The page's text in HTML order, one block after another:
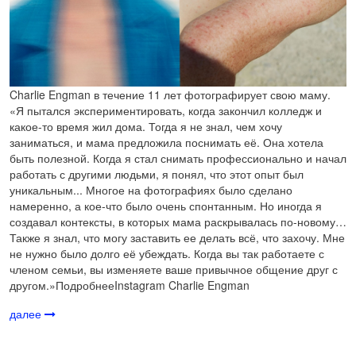
Charlie Engman в течение 11 лет фотографирует свою маму.
«Я пытался экспериментировать, когда закончил колледж и
какое-то время жил дома. Тогда я не знал, чем хочу
заниматься, и мама предложила поснимать её. Она хотела
быть полезной. Когда я стал снимать профессионально и начал
работать с другими людьми, я понял, что этот опыт был
уникальным... Многое на фотографиях было сделано
намеренно, а кое-что было очень спонтанным. Но иногда я
создавал контексты, в которых мама раскрывалась по-новому…
Также я знал, что могу заставить ее делать всё, что захочу. Мне
не нужно было долго её убеждать. Когда вы так работаете с
членом семьи, вы изменяете ваше привычное общение друг с
другом.»ПодробнееInstagram Charlie Engman
далее